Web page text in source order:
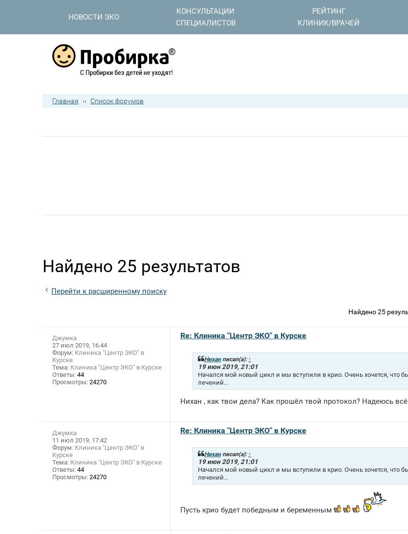
НОВОСТИ ЭКО
КОНСУЛЬТАЦИИ
СПЕЦИАЛИСТОВ
РЕЙТИНГ
КЛИНИК/ВРАЧЕЙ
Главная ›› Список форумов
Найдено 25 результатов
Перейти к расширенному поиску
Найдено 25
Джумка
27 июл 2019, 16:44
Форум: Клиника "Центр ЭКО" в
Курске
Тема: Клиника "Центр ЭКО" в Курске
Ответы: 44
Просмотры: 24270
Re: Клиника "Центр ЭКО" в Курске
Ниханписал(а): ↑
19 июн 2019, 21:01
Начался мой новый цикл и мы вступили в крио. Очень хочется, что
лечений...
Нихан , как твои дела? Как прошёл твой протокол? Надеюсь
Джумка
11 июл 2019, 17:42
Форум: Клиника "Центр ЭКО" в
Курске
Тема: Клиника "Центр ЭКО" в Курске
Ответы: 44
Просмотры: 24270
Re: Клиника "Центр ЭКО" в Курске
Ниханписал(а): ↑
19 июн 2019, 21:01
Начался мой новый цикл и мы вступили в крио. Очень хочется, что
лечений...
Пусть крио будет победным и беременным